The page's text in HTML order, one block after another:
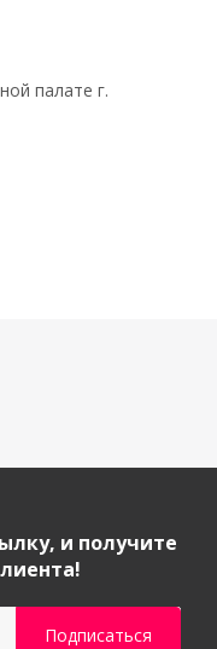
палате г.
и получите